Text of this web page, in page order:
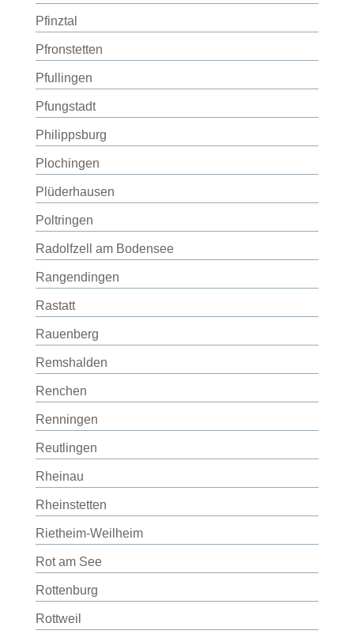
Pfinztal
Pfronstetten
Pfullingen
Pfungstadt
Philippsburg
Plochingen
Plüderhausen
Poltringen
Radolfzell am Bodensee
Rangendingen
Rastatt
Rauenberg
Remshalden
Renchen
Renningen
Reutlingen
Rheinau
Rheinstetten
Rietheim-Weilheim
Rot am See
Rottenburg
Rottweil